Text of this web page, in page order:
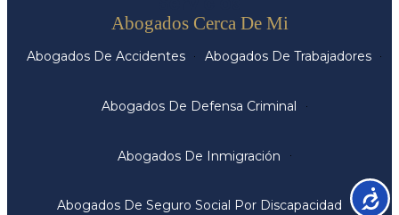
Abogados Cerca De Mi
Abogados De Accidentes Abogados De Trabajadores
Abogados De Defensa Criminal
Abogados De Inmigración
Abogados De Seguro Social Por Discapacidad